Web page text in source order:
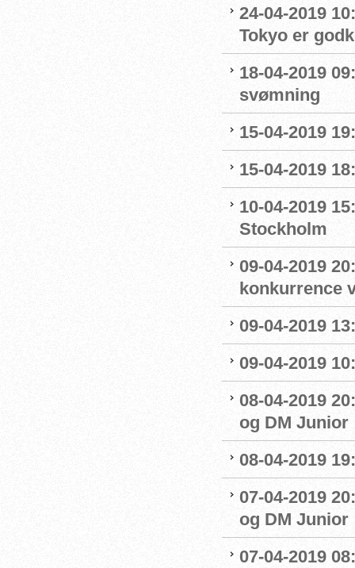
24-04-2019
Tokyo er
18-04-2019
svømning
15-04-2019
15-04-2019
10-04-2019
Stockholm
09-04-2019
konkurrence
09-04-2019
09-04-2019
08-04-2019
og DM Junior
08-04-2019
07-04-2019
og DM Junior
07-04-2019